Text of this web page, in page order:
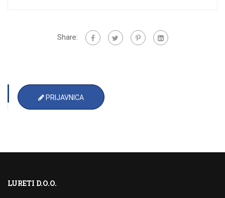
Share:
PRIJAVNICA
LURETI D.O.O.